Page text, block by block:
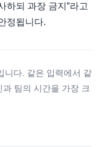
하되 과장 금지”라고
정됩니다.
니다. 같은 입력에서 같
팀의 시간을 가장 크